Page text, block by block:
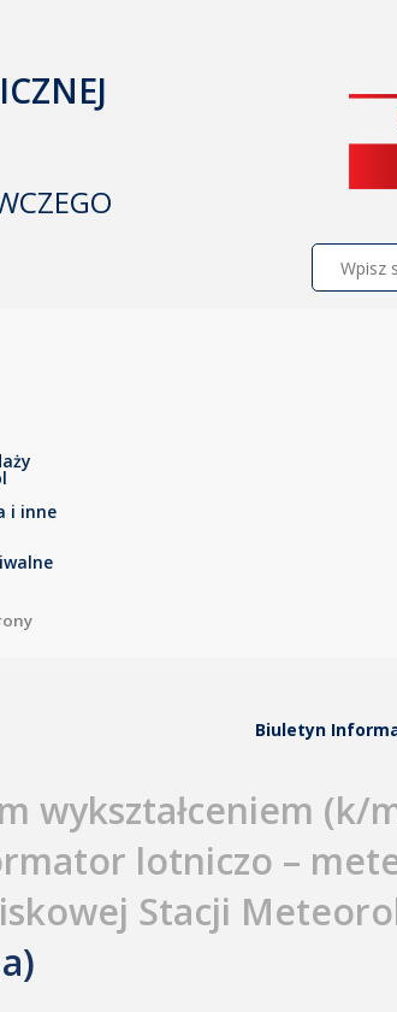
i inne
Biuletyn
wykształceniem (k/
lotniczo –
Stacji